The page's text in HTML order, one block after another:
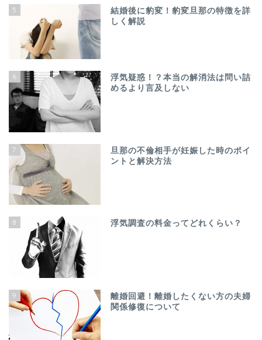
5
結婚後に豹変！豹変旦那の特徴を詳
しく解説
6
浮気疑惑！？本当の解消法は問い詰
めるより言及しない
7
旦那の不倫相手が妊娠した時のポイ
ントと解決方法
8 浮気調査の料金ってどれくらい？
9
離婚回避！離婚したくない方の夫婦
関係修復について